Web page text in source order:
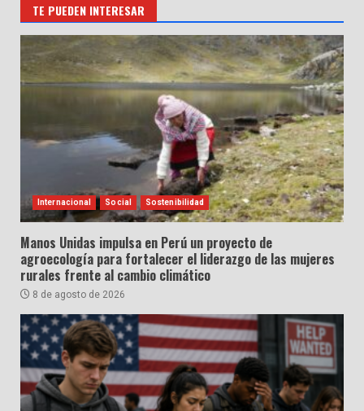
TE PUEDEN INTERESAR
Internacional Social Sostenibilidad
Manos Unidas impulsa en Perú un proyecto de
agroecología para fortalecer el liderazgo de las mujeres
rurales frente al cambio climático
8 de agosto de 2026